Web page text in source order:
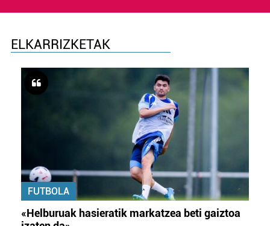
ELKARRIZKETAK
FUTBOLA
«Helburuak hasieratik markatzea beti gaiztoa